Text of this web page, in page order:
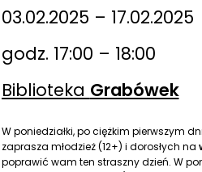
03.02.2025 – 17.02.2025
godz. 17:00 – 18:00
Biblioteka Grabówek
W poniedziałki, po ciężkim pierwszym
zaprasza młodzież (12+) i dorosłych na
poprawić wam ten straszny dzień. W